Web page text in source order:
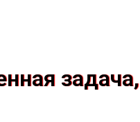
задача,